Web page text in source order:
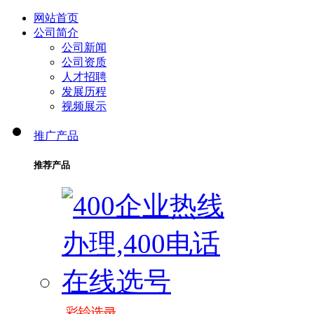
网站首页
公司简介
公司新闻
公司资质
人才招聘
发展历程
视频展示
推广产品
推荐产品